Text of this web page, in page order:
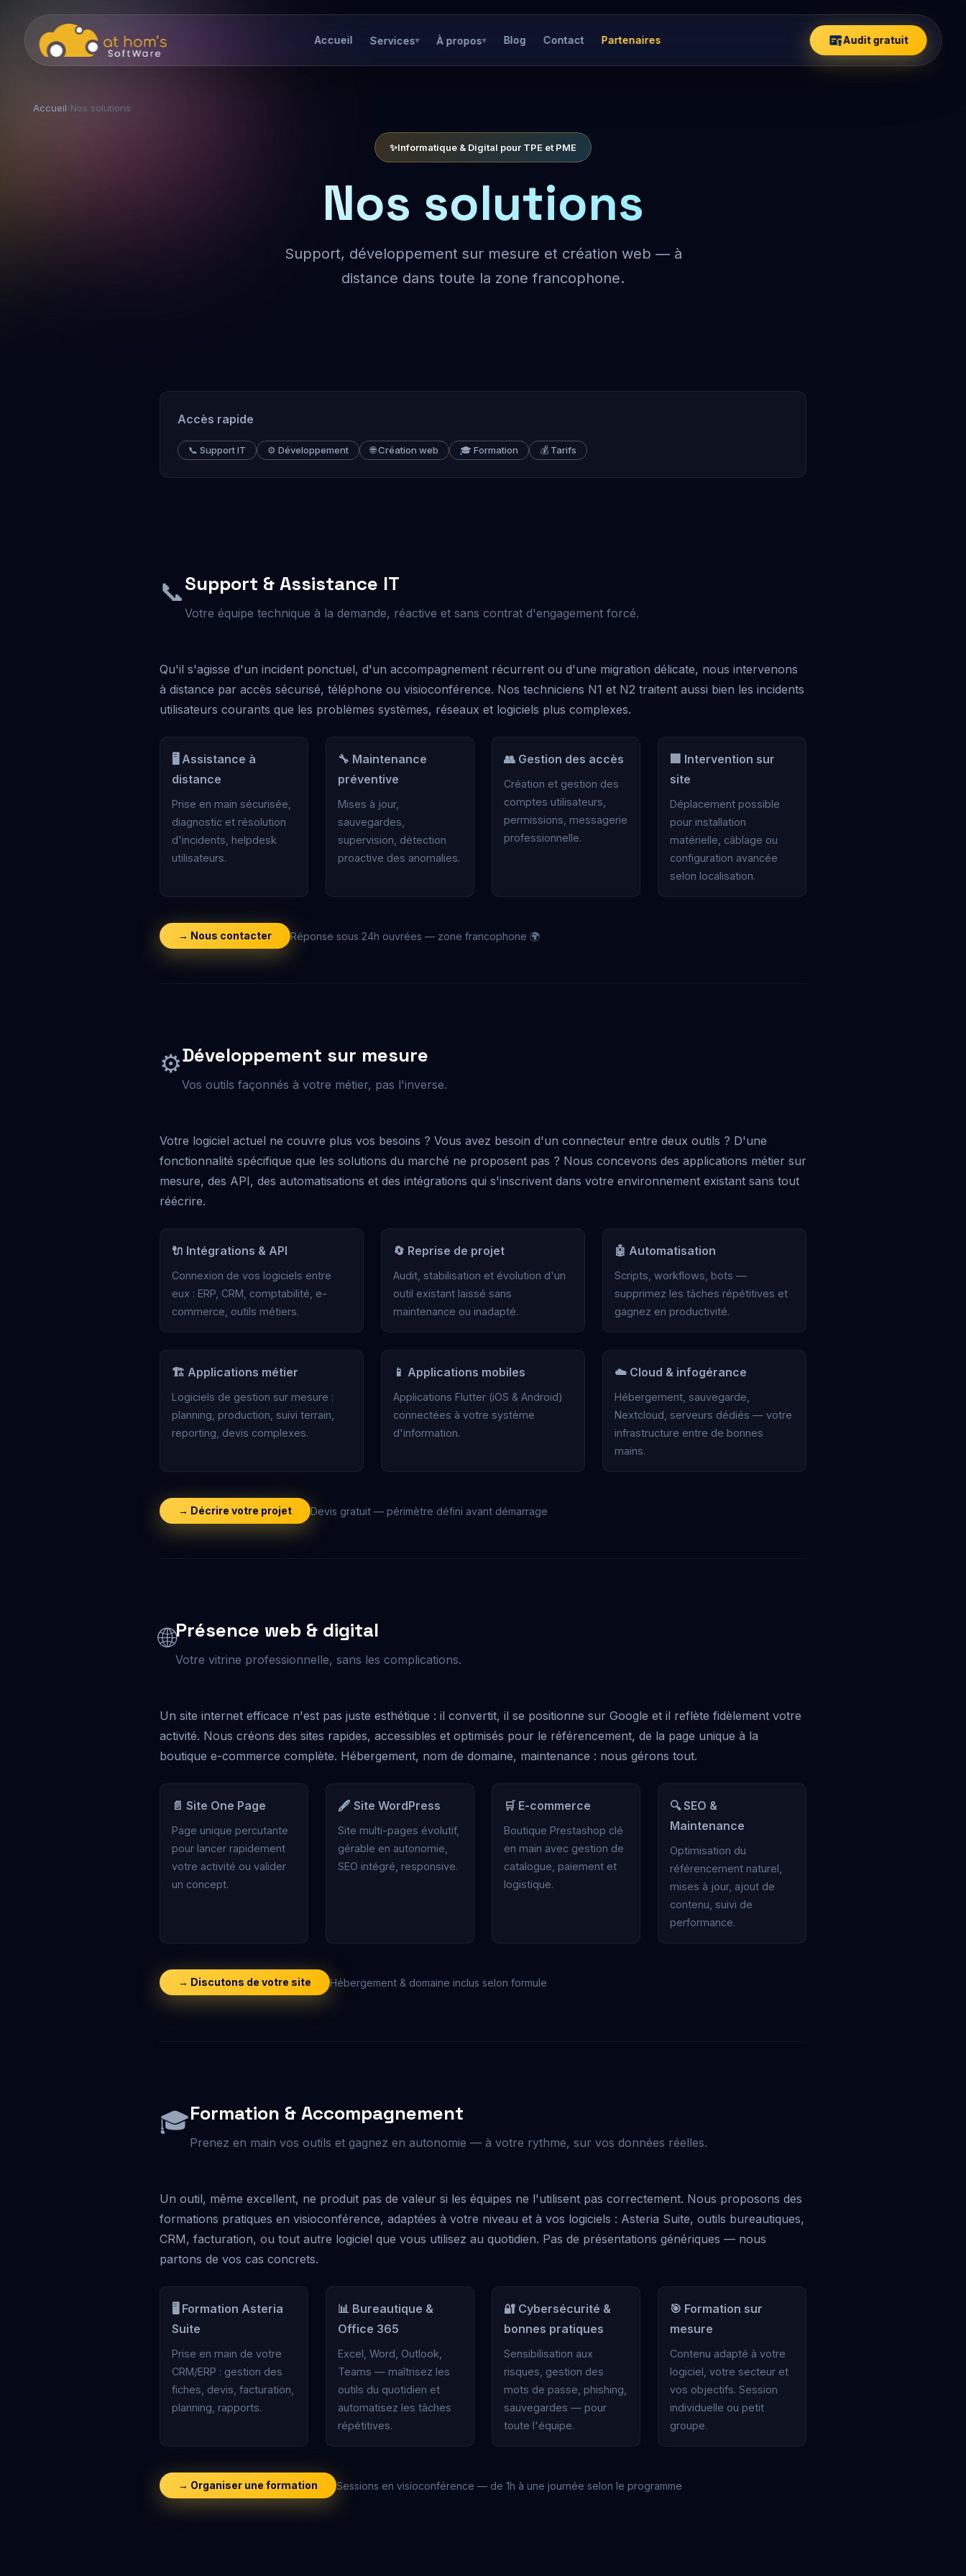
Accueil Services▾ À propos▾ Blog Contact Partenaires Audit gratuit
Accueil›Nos solutions
✨Informatique & Digital pour TPE et PME
Nos solutions
Support, développement sur mesure et création web — à
distance dans toute la zone francophone.
Accès rapide
📞 Support IT ⚙️ Développement 🌐 Création web 🎓 Formation 💰 Tarifs
📞Support & Assistance IT
Votre équipe technique à la demande, réactive et sans contrat d'engagement forcé.
Qu'il s'agisse d'un incident ponctuel, d'un accompagnement récurrent ou d'une migration délicate, nous intervenons
à distance par accès sécurisé, téléphone ou visioconférence. Nos techniciens N1 et N2 traitent aussi bien les incidents
utilisateurs courants que les problèmes systèmes, réseaux et logiciels plus complexes.
🖥️ Assistance à
distance
Prise en main sécurisée,
diagnostic et résolution
d'incidents, helpdesk
utilisateurs.
🔧 Maintenance
préventive
Mises à jour,
sauvegardes,
supervision, détection
proactive des anomalies.
👥 Gestion des accès
Création et gestion des
comptes utilisateurs,
permissions, messagerie
professionnelle.
🏢 Intervention sur
site
Déplacement possible
pour installation
matérielle, câblage ou
configuration avancée
selon localisation.
→ Nous contacter Réponse sous 24h ouvrées — zone francophone 🌍
⚙️Développement sur mesure
Vos outils façonnés à votre métier, pas l'inverse.
Votre logiciel actuel ne couvre plus vos besoins ? Vous avez besoin d'un connecteur entre deux outils ? D'une
fonctionnalité spécifique que les solutions du marché ne proposent pas ? Nous concevons des applications métier sur
mesure, des API, des automatisations et des intégrations qui s'inscrivent dans votre environnement existant sans tout
réécrire.
🔌 Intégrations & API
Connexion de vos logiciels entre
eux : ERP, CRM, comptabilité, e-
commerce, outils métiers.
🔄 Reprise de projet
Audit, stabilisation et évolution d'un
outil existant laissé sans
maintenance ou inadapté.
🤖 Automatisation
Scripts, workflows, bots —
supprimez les tâches répétitives et
gagnez en productivité.
🏗️ Applications métier
Logiciels de gestion sur mesure :
planning, production, suivi terrain,
reporting, devis complexes.
📱 Applications mobiles
Applications Flutter (iOS & Android)
connectées à votre système
d'information.
☁️ Cloud & infogérance
Hébergement, sauvegarde,
Nextcloud, serveurs dédiés — votre
infrastructure entre de bonnes
mains.
→ Décrire votre projet Devis gratuit — périmètre défini avant démarrage
🌐Présence web & digital
Votre vitrine professionnelle, sans les complications.
Un site internet efficace n'est pas juste esthétique : il convertit, il se positionne sur Google et il reflète fidèlement votre
activité. Nous créons des sites rapides, accessibles et optimisés pour le référencement, de la page unique à la
boutique e-commerce complète. Hébergement, nom de domaine, maintenance : nous gérons tout.
📄 Site One Page
Page unique percutante
pour lancer rapidement
votre activité ou valider
un concept.
🖋️ Site WordPress
Site multi-pages évolutif,
gérable en autonomie,
SEO intégré, responsive.
🛒 E-commerce
Boutique Prestashop clé
en main avec gestion de
catalogue, paiement et
logistique.
🔍 SEO &
Maintenance
Optimisation du
référencement naturel,
mises à jour, ajout de
contenu, suivi de
performance.
→ Discutons de votre site Hébergement & domaine inclus selon formule
🎓Formation & Accompagnement
Prenez en main vos outils et gagnez en autonomie — à votre rythme, sur vos données réelles.
Un outil, même excellent, ne produit pas de valeur si les équipes ne l'utilisent pas correctement. Nous proposons des
formations pratiques en visioconférence, adaptées à votre niveau et à vos logiciels : Asteria Suite, outils bureautiques,
CRM, facturation, ou tout autre logiciel que vous utilisez au quotidien. Pas de présentations génériques — nous
partons de vos cas concrets.
🖥️ Formation Asteria
Suite
Prise en main de votre
CRM/ERP : gestion des
fiches, devis, facturation,
planning, rapports.
📊 Bureautique &
Office 365
Excel, Word, Outlook,
Teams — maîtrisez les
outils du quotidien et
automatisez les tâches
répétitives.
🔐 Cybersécurité &
bonnes pratiques
Sensibilisation aux
risques, gestion des
mots de passe, phishing,
sauvegardes — pour
toute l'équipe.
🎯 Formation sur
mesure
Contenu adapté à votre
logiciel, votre secteur et
vos objectifs. Session
individuelle ou petit
groupe.
→ Organiser une formation Sessions en visioconférence — de 1h à une journée selon le programme